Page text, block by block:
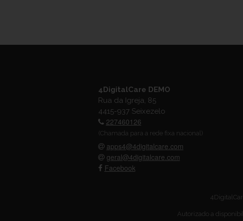
4DigitalCare DEMO
Rua da Igreja, 85
4415-937 Seixezelo
227460126
(Chamada para a rede fixa nacional)
apps4@4digitalcare.com
geral@4digitalcare.com
Facebook
Autorizado a